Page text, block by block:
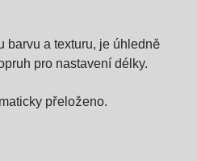
barvu a texturu, je úhledně
pro nastavení délky.
přeloženo.